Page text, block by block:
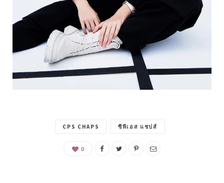
CPS CHAPS ซีพีเอส แชปส์
0